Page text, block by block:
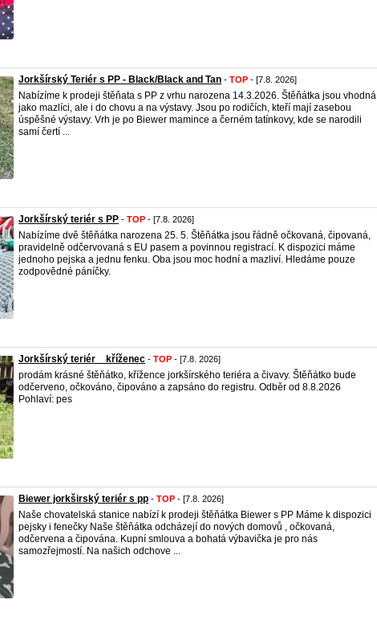
Jorkšírský Teriér s PP - Black/Black and Tan - TOP - [7.8. 2026]
Nabízíme k prodeji štěňata s PP z vrhu narozena 14.3.2026. Štěňátka jsou vhodná
jako mazlíci, ale i do chovu a na výstavy. Jsou po rodičích, kteří mají zasebou
úspěšné výstavy. Vrh je po Biewer mamince a černém tatínkovy, kde se narodili
samí čertí ...
Jorkšírský teriér s PP - TOP - [7.8. 2026]
Nabízíme dvě štěňátka narozena 25. 5. Štěňátka jsou řádně očkovaná, čipovaná,
pravidelně odčervovaná s EU pasem a povinnou registrací. K dispozici máme
jednoho pejska a jednu fenku. Oba jsou moc hodní a mazliví. Hledáme pouze
zodpovědné páníčky.
Jorkšírský teriér _ kříženec - TOP - [7.8. 2026]
prodám krásné štěňátko, křížence jorkšírského teriéra a čivavy. Štěňátko bude
odčerveno, očkováno, čipováno a zapsáno do registru. Odběr od 8.8.2026
Pohlaví: pes
Biewer jorkširský teriér s pp - TOP - [7.8. 2026]
Naše chovatelská stanice nabízí k prodeji štěňátka Biewer s PP Máme k dispozici
pejsky i fenečky Naše štěňátka odcházejí do nových domovů , očkovaná,
odčervena a čipována. Kupní smlouva a bohatá výbavička je pro nás
samozřejmostí. Na našich odchove ...